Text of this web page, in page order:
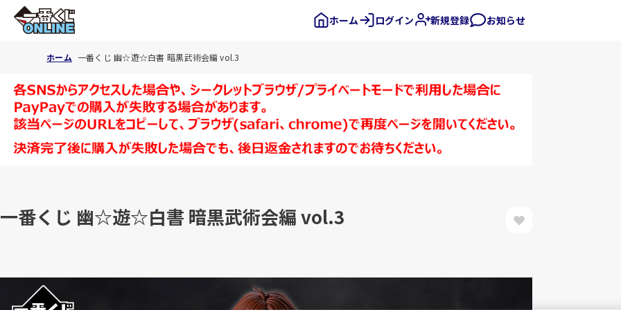
ホーム ログイン 新規登録 お知らせ
ホーム 一番くじ 幽☆遊☆白書 暗黒武術会編 vol.3
一番くじ 幽☆遊☆白書 暗黒武術会編 vol.3